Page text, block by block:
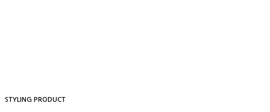
STYLING PRODUCT